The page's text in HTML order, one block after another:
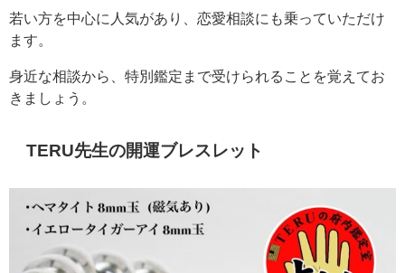
若い方を中心に人気があり、恋愛相談にも乗っていただけ
ます。
身近な相談から、特別鑑定まで受けられることを覚えてお
きましょう。
TERU先生の開運ブレスレット